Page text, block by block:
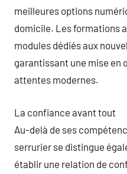
meilleures options
domicile. Les formations
modules dédiés aux
garantissant une mise en
attentes modernes.
La confiance avant tout
Au-delà de ses
serrurier se distingue
établir une relation de